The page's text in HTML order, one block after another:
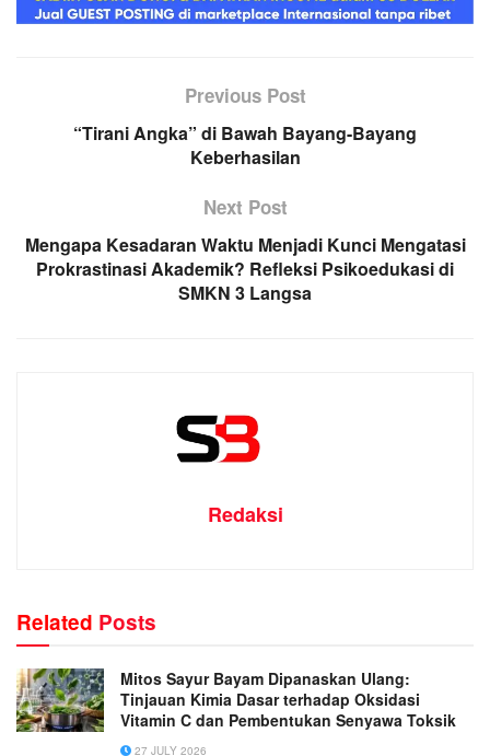
Previous Post
“Tirani Angka” di Bawah Bayang-Bayang
Keberhasilan
Next Post
Mengapa Kesadaran Waktu Menjadi Kunci Mengatasi
Prokrastinasi Akademik? Refleksi Psikoedukasi di
SMKN 3 Langsa
Redaksi
Related Posts
Mitos Sayur Bayam Dipanaskan Ulang:
Tinjauan Kimia Dasar terhadap Oksidasi
Vitamin C dan Pembentukan Senyawa Toksik
27 JULY 2026